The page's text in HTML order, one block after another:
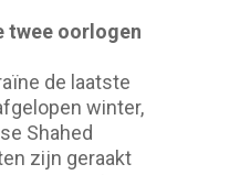
twee oorlogen
de laatste
winter,
Shahed
zijn geraakt